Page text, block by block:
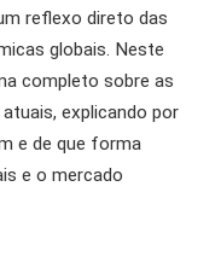
reflexo direto das
globais. Neste
completo sobre as
explicando por
e de que forma
e o mercado